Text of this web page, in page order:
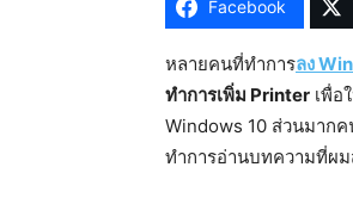
Facebook
หลายคนที่ทำการลง
ทำการเพิ่ม Printer เพื่อ
Windows 10 ส่วนมาก
ทำการอ่านบทความที่ผ